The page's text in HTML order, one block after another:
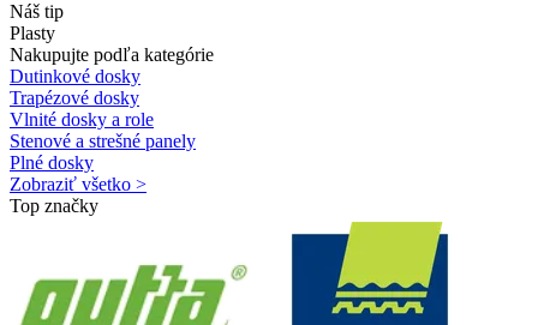
Náš tip
Plasty
Nakupujte podľa kategórie
Dutinkové dosky
Trapézové dosky
Vlnité dosky a role
Stenové a strešné panely
Plné dosky
Zobraziť všetko >
Top značky